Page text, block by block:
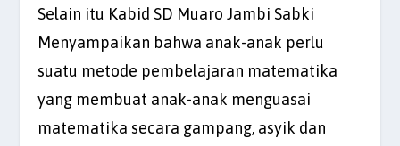
Selain itu Kabid SD Muaro Jambi Sabki
Menyampaikan bahwa anak-anak perlu
suatu metode pembelajaran matematika
yang membuat anak-anak menguasai
matematika secara gampang, asyik dan